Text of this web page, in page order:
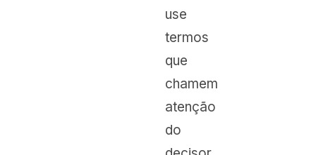
use
termos
que
chamem
atenção
do